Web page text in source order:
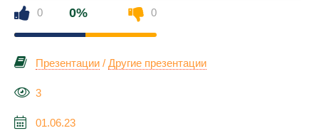
0 0% 0
Презентации / Другие презентации
3
01.06.23